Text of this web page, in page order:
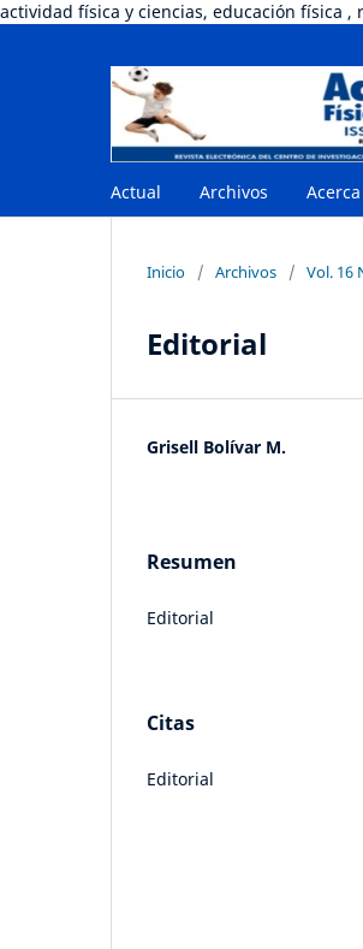
actividad física y ciencias, educación física ,
Actual Archivos
Inicio / Archivos / Vol. 16
Editorial
Grisell Bolívar M.
Resumen
Editorial
Citas
Editorial